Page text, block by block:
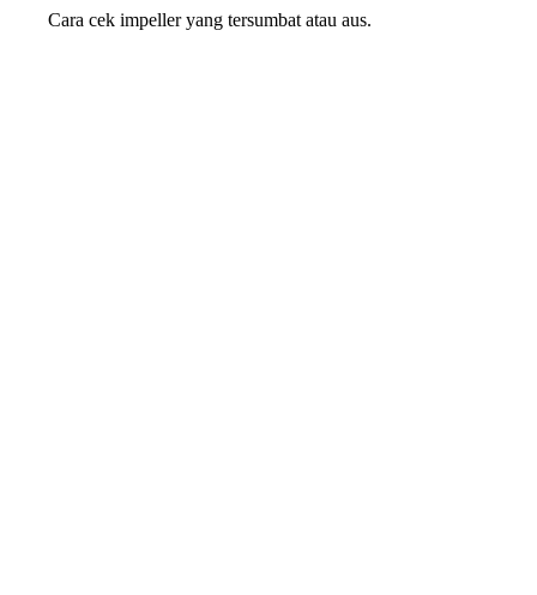
Cara cek impeller yang tersumbat atau aus.